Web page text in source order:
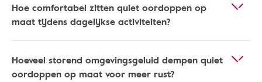
Hoe comfortabel zitten quiet oordoppen op
maat tijdens dagelijkse activiteiten?
Hoeveel storend omgevingsgeluid dempen quiet
oordoppen op maat voor meer rust?